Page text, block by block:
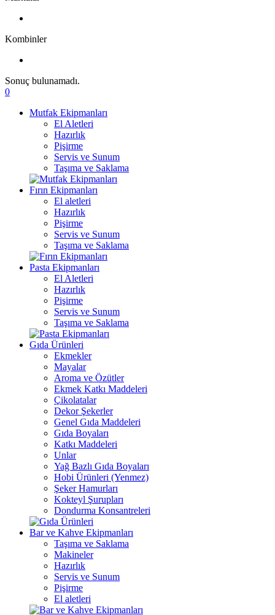
Kombinler
Sonuç bulunamadı.
0
Mutfak Ekipmanları
El Aletleri
Hazırlık
Pişirme
Servis ve Sunum
Taşıma ve Saklama
Fırın Ekipmanları
El aletleri
Hazırlık
Pişirme
Servis ve Sunum
Taşıma ve Saklama
Pasta Ekipmanları
El Aletleri
Hazırlık
Pişirme
Servis ve Sunum
Taşıma ve Saklama
Gıda Ürünleri
Ekmekler
Mayalar
Aroma ve Özütler
Ekmek Katkı Maddeleri
Çikolatalar
Dekor Şekerler
Genel Gıda Maddeleri
Gıda Boyaları
Katkı Maddeleri
Unlar
Yağ Bazlı Gıda Boyaları
Hobi Ürünleri (Yenmez)
Şeker Hamurları
Kokteyl Şurupları
Dondurma Konsantreleri
Bar ve Kahve Ekipmanları
Taşıma ve Saklama
Makineler
Hazırlık
Servis ve Sunum
Pişirme
El aletleri